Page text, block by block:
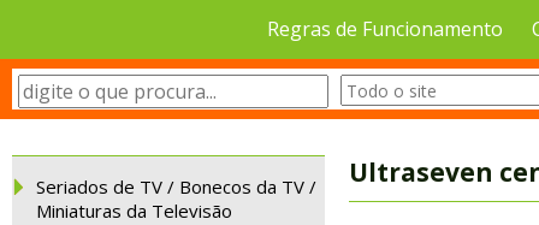
Regras de Funcionamento
Seriados de TV / Bonecos da TV /
Miniaturas da Televisão
Ultraseven